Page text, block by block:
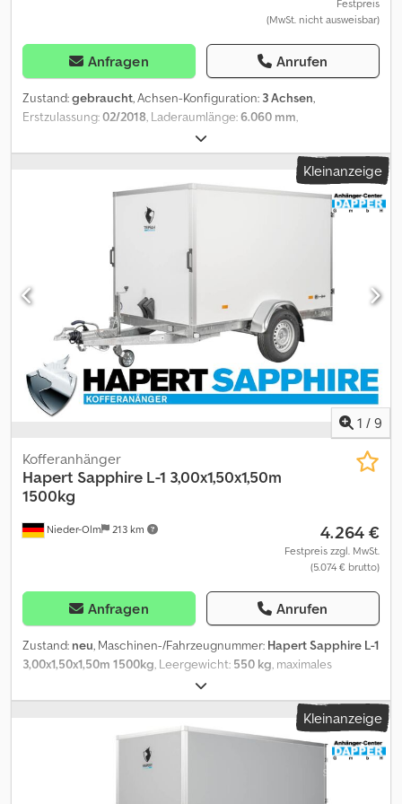
Festpreis
(MwSt. nicht ausweisbar)
Anfragen Anrufen
Zustand:gebraucht, Achsen-Konfiguration: 3 Achsen,
Erstzulassung:02/2018 , Laderaumlänge:6.060 mm
, Laderaumhöhe:
Zwischenverkauf vorbehalten! Interne Nummer: 1448.
AUSSTATTUNG * Plattformanhänger * 3 Achsen * Stützrad * AL-
KO Kupplung * Planken ringsum ... u.v.a.m. ----Das Fahrzeug ist
unaufbereitet! Bundesweite Anlieferung gegen Aufpreis möglich.
Irrtümer und Zwischenverkauf vorbehalten. Gerne nehmen wir
Ihr Fahrzeug in Zahlung. Djdovwh U Sjpfx Abpsck Finanzierung /
Leasing auch ohne Anzahlung möglich! Sie haben noch Fragen?
Wir beraten Sie gern!
Kleinanzeige
1 / 9
Nieder-Olm 213 km
Kofferanhänger
Hapert Sapphire L-1 3,00x1,50x1,50m
1500kg
4.264 €
Festpreis zzgl. MwSt.
(5.074 € brutto)
Anfragen Anrufen
Zustand: neu, Maschinen-/Fahrzeugnummer: Hapert Sapphire L-1
3,00x1,50x1,50m 1500kg, Leergewicht: 550 kg, maximales
, Gesamtgewicht:
Konfiguration:1 Achse, Laderaumlänge:3.000 mm,
1.500 mm, Aufbau -
Farbauswahl: graue oder weiße Beschichtung außen - PPL
beschichtete Multiplexwände, 15mm stark - finnisches
Doppelflügeltür mit Edelstahl Drehstangenverschluss - Edelstahl
Kleinanzeige